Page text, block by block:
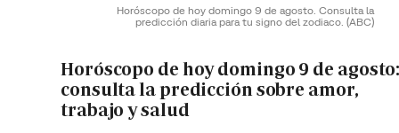
Horóscopo de hoy domingo 9 de agosto. Consulta la
predicción diaria para tu signo del zodiaco. (ABC)
Horóscopo de hoy domingo 9 de
consulta la predicción sobre amor,
trabajo y salud